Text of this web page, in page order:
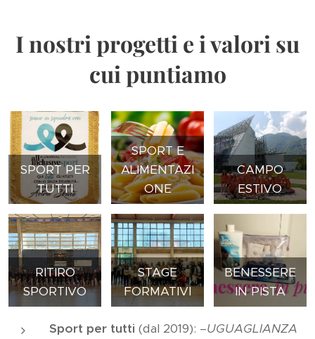
I nostri progetti e i valori su
cui puntiamo
SPORT PER
TUTTI
SPORT E
ALIMENTAZI
ONE
CAMPO
ESTIVO
RITIRO
SPORTIVO
STAGE
FORMATIVI
BENESSERE
IN PISTA
Sport per tutti (dal 2019): –UGUAGLIANZA